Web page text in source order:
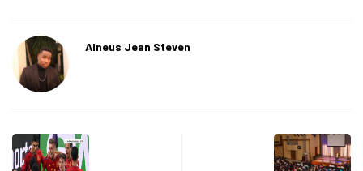
Alneus Jean Steven